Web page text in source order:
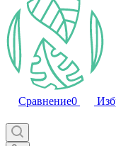
Сравнение0